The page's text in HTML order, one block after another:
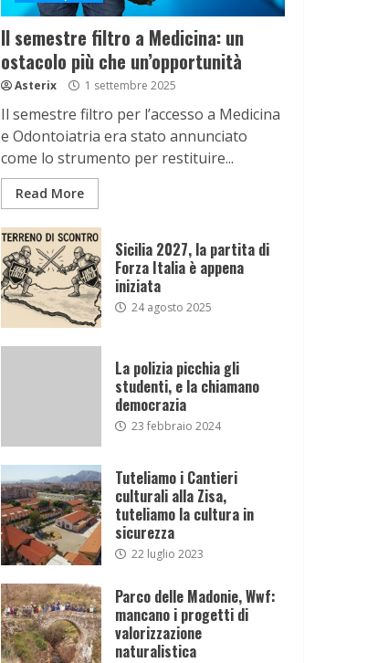
Il semestre filtro a Medicina: un
ostacolo più che un’opportunità
Asterix 1 settembre 2025
Il semestre filtro per l’accesso a Medicina
e Odontoiatria era stato annunciato
come lo strumento per restituire...
Read More
Sicilia 2027, la partita di
Forza Italia è appena
iniziata
24 agosto 2025
La polizia picchia gli
studenti, e la chiamano
democrazia
23 febbraio 2024
Tuteliamo i Cantieri
culturali alla Zisa,
tuteliamo la cultura in
sicurezza
22 luglio 2023
Parco delle Madonie, Wwf:
mancano i progetti di
valorizzazione
naturalistica